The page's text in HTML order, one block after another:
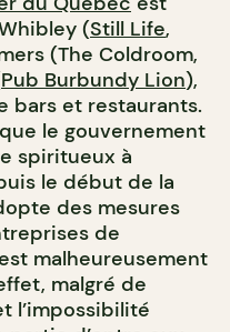
(Still Life,
(The Coldroom,
Pub Burbundy Lion),
bars et restaurants.
le gouvernement
spiritueux à
le début de la
des mesures
de
malheureusement
malgré de
l’impossibilité